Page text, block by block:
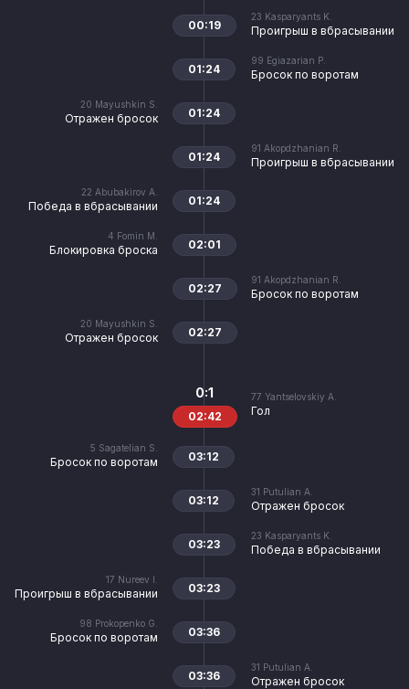
23 Kasparyants K.
Проигрыш в вбрасывании
00:19
99 Egiazarian P.
Бросок по воротам
01:24
20 Mayushkin S.
Отражен бросок 01:24
91 Akopdzhanian R.
Проигрыш в вбрасывании
01:24
22 Abubakirov A.
Победа в вбрасывании 01:24
4 Fomin M.
Блокировка броска 02:01
91 Akopdzhanian R.
Бросок по воротам
02:27
20 Mayushkin S.
Отражен бросок 02:27
77 Yantselovskiy A.
Гол
0:1
02:42
5 Sagatelian S.
Бросок по воротам 03:12
31 Putulian A.
Отражен бросок
03:12
23 Kasparyants K.
Победа в вбрасывании
03:23
17 Nureev I.
Проигрыш в вбрасывании 03:23
98 Prokopenko G.
Бросок по воротам 03:36
31 Putulian A.
Отражен бросок
03:36